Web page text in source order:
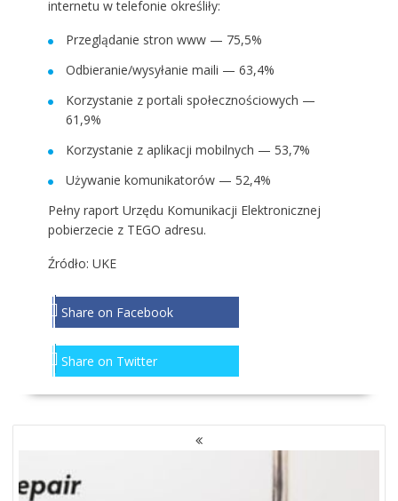
internetu w telefonie określiły:
Przeglądanie stron www — 75,5%
Odbieranie/wysyłanie maili — 63,4%
Korzystanie z portali społecznościowych —
61,9%
Korzystanie z aplikacji mobilnych — 53,7%
Używanie komunikatorów — 52,4%
Pełny raport Urzędu Komunikacji Elektronicznej
pobierzecie z TEGO adresu.
Źródło: UKE
Share on Facebook
Share on Twitter
NAWIGACJA
WPISACH